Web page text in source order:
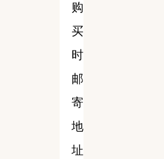
购
买
时
邮
寄
地
址